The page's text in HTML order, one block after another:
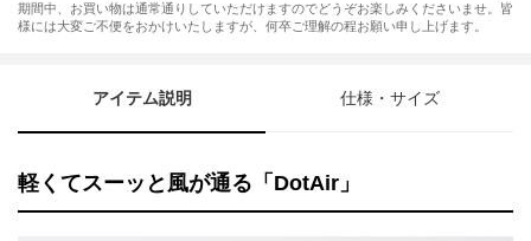
期間中、お買い物は通常通りしていただけますのでどうぞお楽しみくださいませ。皆
様には大変ご不便をおかけいたしますが、何卒ご理解の程お願い申し上げます。
アイテム説明 仕様・サイズ
軽くてスーッと風が通る「DotAir」